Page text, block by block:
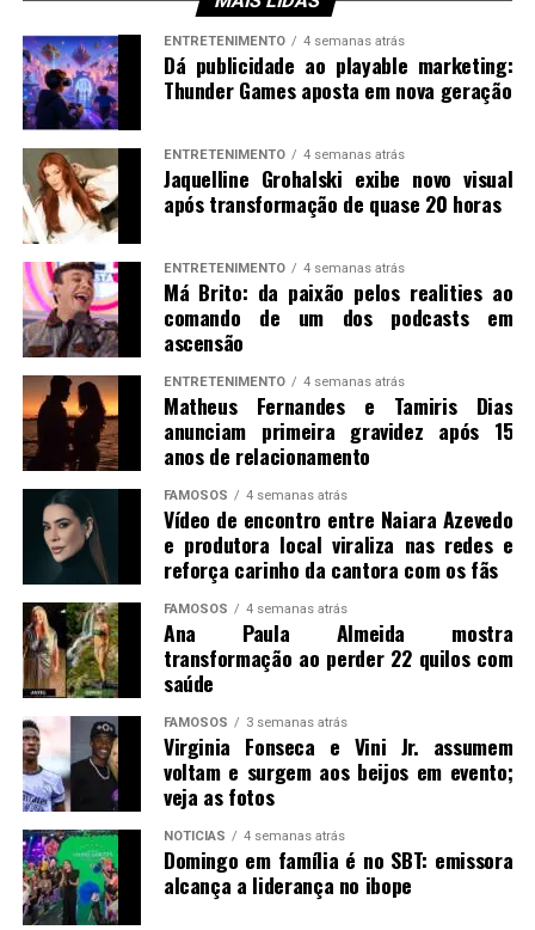
ENTRETENIMENTO 4 semanas atrás
Dá publicidade ao playable marketing:
Thunder Games aposta em nova geração
ENTRETENIMENTO 4 semanas atrás
Jaquelline Grohalski exibe novo visual
após transformação de quase 20 horas
ENTRETENIMENTO 4 semanas atrás
Má Brito: da paixão pelos realities ao
comando de um dos podcasts em
ascensão
ENTRETENIMENTO 4 semanas atrás
Matheus Fernandes e Tamiris Dias
anunciam primeira gravidez após 15
anos de relacionamento
FAMOSOS 4 semanas atrás
Vídeo de encontro entre Naiara Azevedo
e produtora local viraliza nas redes e
reforça carinho da cantora com os fãs
FAMOSOS 4 semanas atrás
Ana Paula Almeida mostra
transformação ao perder 22 quilos com
saúde
FAMOSOS 3 semanas atrás
Virginia Fonseca e Vini Jr. assumem
voltam e surgem aos beijos em evento;
veja as fotos
NOTICIAS 4 semanas atrás
Domingo em família é no SBT: emissora
alcança a liderança no ibope